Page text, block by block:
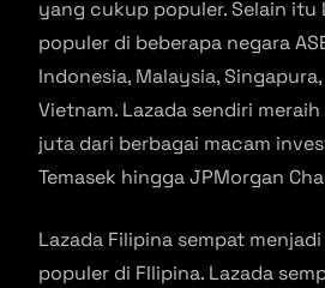
yang cukup populer. Selain itu
populer di beberapa negara
Indonesia, Malaysia,
Vietnam. Lazada sendiri
juta dari berbagai macam
Temasek hingga JPMorgan
Lazada Filipina sempat
populer di FIlipina. Lazada